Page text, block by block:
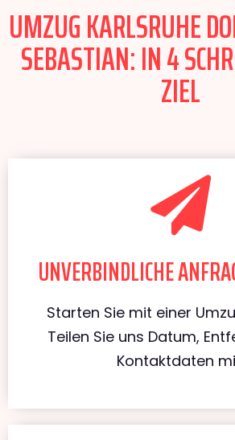
UMZUG KARLSRUHE
SEBASTIAN: IN 4
ZIEL
UNVERBINDLICHE
Starten Sie mit einer
Teilen Sie uns Datum,
Kontaktdaten